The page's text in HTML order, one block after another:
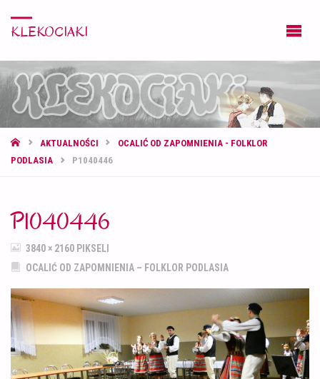
KLEKOCIAKI
STRONA
GŁÓWNA
AKTUALNOŚCI
OCALIĆ OD ZAPOMNIENIA - FOLKLOR
PODLASIA
P1040446
P1040446
PEŁNY
ROZMIAR
3840 × 2160 PIKSELI
OCALIĆ OD ZAPOMNIENIA – FOLKLOR PODLASIA